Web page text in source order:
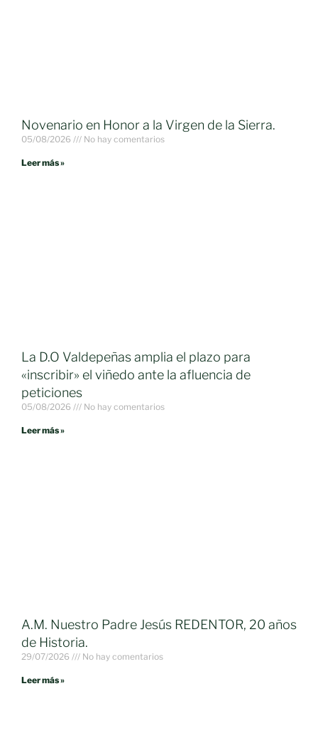
Novenario en Honor a la Virgen de la Sierra.
05/08/2026 No hay comentarios
Leer más »
La D.O Valdepeñas amplia el plazo para
«inscribir» el viñedo ante la afluencia de
peticiones
05/08/2026 No hay comentarios
Leer más »
A.M. Nuestro Padre Jesús REDENTOR, 20 años
de Historia.
29/07/2026 No hay comentarios
Leer más »